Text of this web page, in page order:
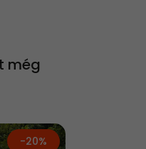
még
-20%